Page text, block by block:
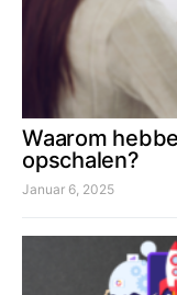
Waarom
opschalen?
Januar 6, 2025